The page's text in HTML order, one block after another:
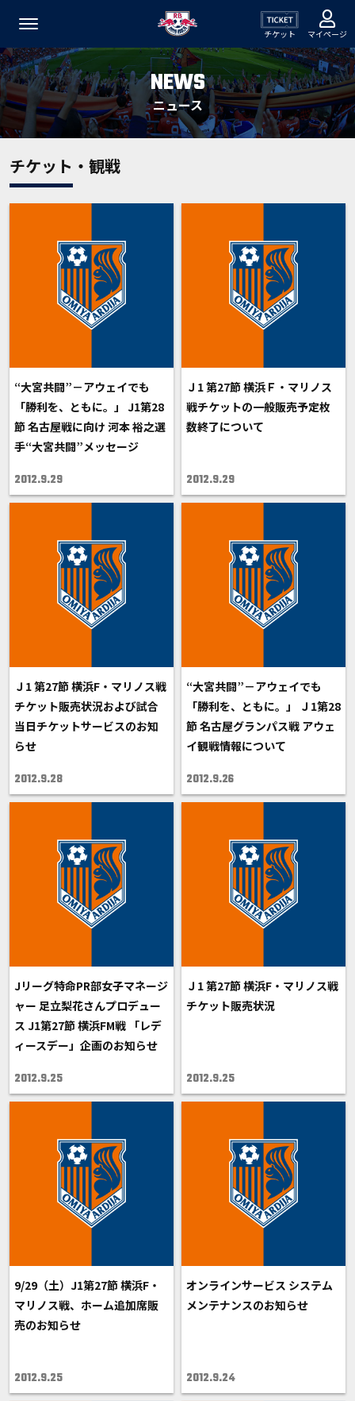
チケット マイページ
NEWS
ニュース
チケット・観戦
“大宮共闘”－アウェイでも
「勝利を、ともに。」 J1第28
節 名古屋戦に向け 河本 裕之選
手“大宮共闘”メッセージ
2012.9.29
Ｊ1 第27節 横浜Ｆ・マリノス
戦チケットの一般販売予定枚
数終了について
2012.9.29
Ｊ1 第27節 横浜F・マリノス戦
チケット販売状況および試合
当日チケットサービスのお知
らせ
2012.9.28
“大宮共闘”－アウェイでも
「勝利を、ともに。」 Ｊ1第28
節 名古屋グランパス戦 アウェ
イ観戦情報について
2012.9.26
Jリーグ特命PR部女子マネージ
ャー 足立梨花さんプロデュー
ス J1第27節 横浜FM戦 「レデ
ィースデー」企画のお知らせ
2012.9.25
Ｊ1 第27節 横浜F・マリノス戦
チケット販売状況
2012.9.25
9/29（土）J1第27節 横浜F・
マリノス戦、ホーム追加席販
売のお知らせ
2012.9.25
オンラインサービス システム
メンテナンスのお知らせ
2012.9.24